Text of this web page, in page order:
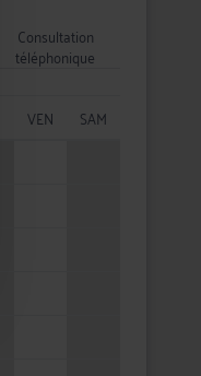
Consultation
téléphonique
VEN
SAM